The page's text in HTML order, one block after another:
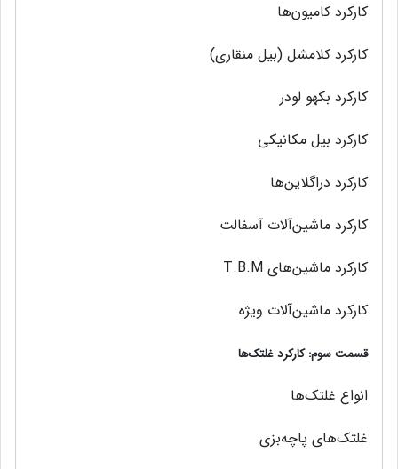
کارکرد کامیون‌ها
کارکرد کلامشل (بیل منقاری)
کارکرد بکهو لودر
کارکرد بیل‌ مکانیکی
کارکرد دراگلاین‌ها
کارکرد ماشین‌آلات آسفالت
کارکرد ماشین‌های T.B.M
کارکرد ماشين‌آلات ويژه
قسمت سوم: کارکرد غلتک‌ها
انواع غلتک‌ها‌
غلتک‌های پاچه‌بزی